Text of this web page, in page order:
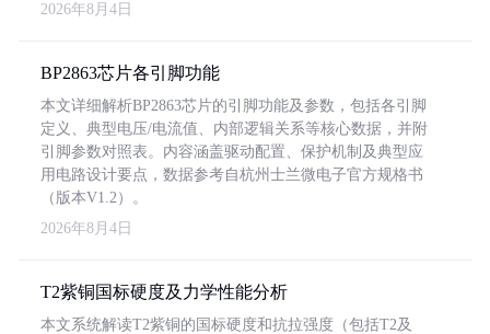
2026年8月4日
BP2863芯片各引脚功能
本文详细解析BP2863芯片的引脚功能及参数，包括各引脚
定义、典型电压/电流值、内部逻辑关系等核心数据，并附
引脚参数对照表。内容涵盖驱动配置、保护机制及典型应
用电路设计要点，数据参考自杭州士兰微电子官方规格书
（版本V1.2）。
2026年8月4日
T2紫铜国标硬度及力学性能分析
本文系统解读T2紫铜的国标硬度和抗拉强度（包括T2及